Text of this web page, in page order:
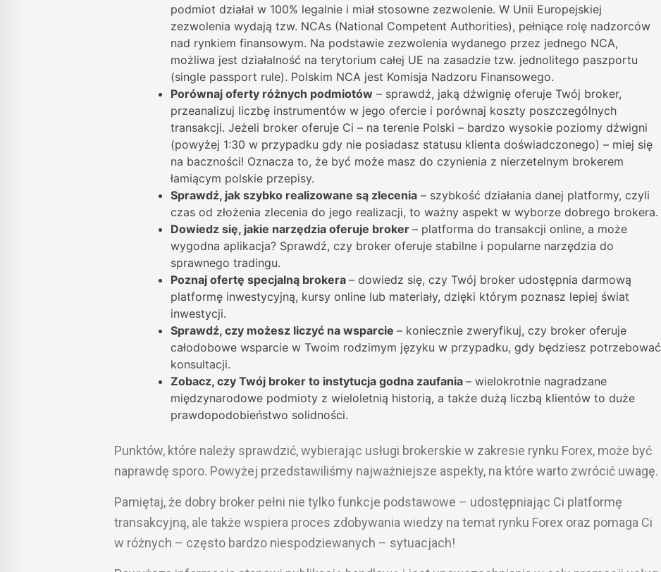
podmiot działał w 100% legalnie i miał stosowne zezwolenie. W Unii Europejskiej
zezwolenia wydają tzw. NCAs (National Competent Authorities), pełniące rolę nadzorców
nad rynkiem finansowym. Na podstawie zezwolenia wydanego przez jednego NCA,
możliwa jest działalność na terytorium całej UE na zasadzie tzw. jednolitego paszportu
(single passport rule). Polskim NCA jest Komisja Nadzoru Finansowego.
Porównaj oferty różnych podmiotów – sprawdź, jaką dźwignię oferuje Twój broker,
przeanalizuj liczbę instrumentów w jego ofercie i porównaj koszty poszczególnych
transakcji. Jeżeli broker oferuje Ci – na terenie Polski – bardzo wysokie poziomy dźwigni
(powyżej 1:30 w przypadku gdy nie posiadasz statusu klienta doświadczonego) – miej się
na baczności! Oznacza to, że być może masz do czynienia z nierzetelnym brokerem
łamiącym polskie przepisy.
Sprawdź, jak szybko realizowane są zlecenia – szybkość działania danej platformy, czyli
czas od złożenia zlecenia do jego realizacji, to ważny aspekt w wyborze dobrego brokera.
Dowiedz się, jakie narzędzia oferuje broker – platforma do transakcji online, a może
wygodna aplikacja? Sprawdź, czy broker oferuje stabilne i popularne narzędzia do
sprawnego tradingu.
Poznaj ofertę specjalną brokera – dowiedz się, czy Twój broker udostępnia darmową
platformę inwestycyjną, kursy online lub materiały, dzięki którym poznasz lepiej świat
inwestycji.
Sprawdź, czy możesz liczyć na wsparcie – koniecznie zweryfikuj, czy broker oferuje
całodobowe wsparcie w Twoim rodzimym języku w przypadku, gdy będziesz potrzebować
konsultacji.
Zobacz, czy Twój broker to instytucja godna zaufania – wielokrotnie nagradzane
międzynarodowe podmioty z wieloletnią historią, a także dużą liczbą klientów to duże
prawdopodobieństwo solidności.
Punktów, które należy sprawdzić, wybierając usługi brokerskie w zakresie rynku Forex, może być
naprawdę sporo. Powyżej przedstawiliśmy najważniejsze aspekty, na które warto zwrócić uwagę.
Pamiętaj, że dobry broker pełni nie tylko funkcje podstawowe – udostępniając Ci platformę
transakcyjną, ale także wspiera proces zdobywania wiedzy na temat rynku Forex oraz pomaga Ci
w różnych – często bardzo niespodziewanych – sytuacjach!